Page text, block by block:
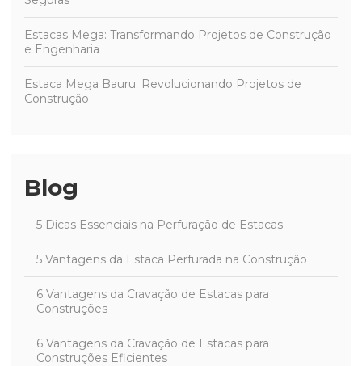
Estacas Mega: Transformando Projetos de Construção
e Engenharia
Estaca Mega Bauru: Revolucionando Projetos de
Construção
Blog
5 Dicas Essenciais na Perfuração de Estacas
5 Vantagens da Estaca Perfurada na Construção
6 Vantagens da Cravação de Estacas para
Construções
6 Vantagens da Cravação de Estacas para
Construções Eficientes